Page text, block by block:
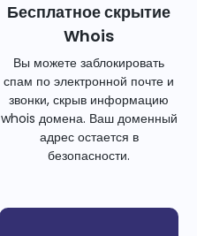
Бесплатное скрытие
Whois
Вы можете заблокировать
спам по электронной почте и
звонки, скрыв информацию
whois домена. Ваш доменный
адрес остается в
безопасности.